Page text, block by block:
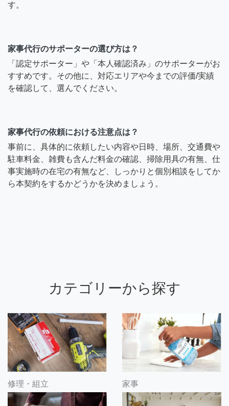
す。
家事代行のサポーターの選び方は？
「認定サポーター」や「本人確認済み」のサポーターがお
すすめです。その他に、対応エリアや今までの評価/実績
を確認して、選んでください。
家事代行の依頼における注意点は？
事前に、具体的に依頼したい内容や日時、場所、交通費や
駐車料金、雑費も含んだ料金の確認、掃除用具の有無、仕
事実施時の在宅の有無など、しっかりと個別相談をしてか
ら本契約をするかどうかを決めましょう。
カテゴリーから探す
修理・組立 家事